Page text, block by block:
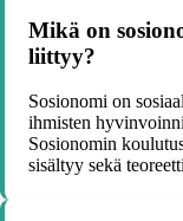
Mikä on
liittyy?
Sosionomi on
ihmisten
Sosionomin
sisältyy sekä